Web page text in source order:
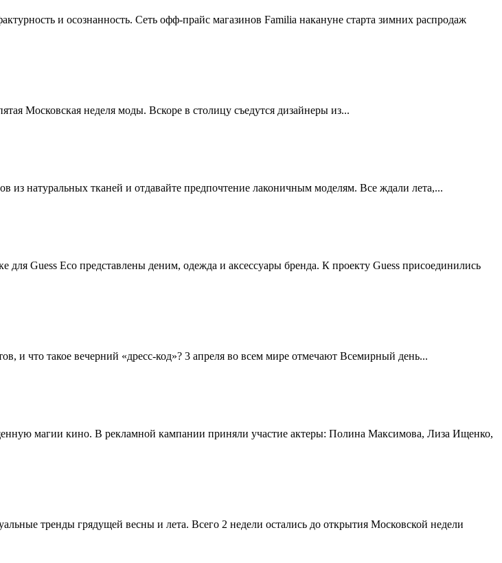
и осознанность. Cеть офф-прайс магазинов Familia накануне старта зимних распродаж
Московская неделя моды. Вскоре в столицу съедутся дизайнеры из...
из натуральных тканей и отдавайте предпочтение лаконичным моделям. Все ждали лета,...
Guess Eco представлены деним, одежда и аксессуары бренда. К проекту Guess присоединились
и что такое вечерний «дресс-код»? 3 апреля во всем мире отмечают Всемирный день...
магии кино. В рекламной кампании приняли участие актеры: Полина Максимова, Лиза Ищенко,
тренды грядущей весны и лета. Всего 2 недели остались до открытия Московской недели